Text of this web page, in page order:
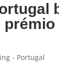
- Portugal